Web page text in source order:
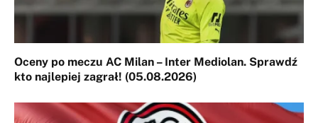
Oceny po meczu AC Milan – Inter Mediolan. Sprawdź
kto najlepiej zagrał! (05.08.2026)